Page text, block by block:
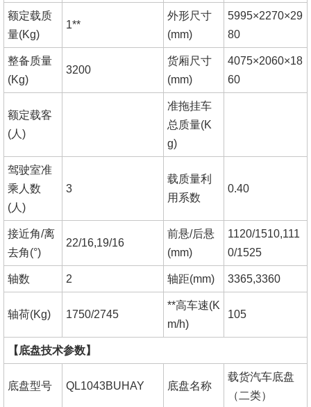
额定载质
量(Kg)
1**
外形尺寸
(mm)
5995×2270×29
80
整备质量
(Kg)
3200
货厢尺寸
(mm)
4075×2060×18
60
额定载客
(人)
准拖挂车
总质量(K
g)
驾驶室准
乘人数
(人)
3
载质量利
用系数
0.40
接近角/离
去角(°)
22/16,19/16
前悬/后悬
(mm)
1120/1510,111
0/1525
轴数 2 轴距(mm) 3365,3360
轴荷(Kg) 1750/2745
**高车速(K
m/h)
105
【底盘技术参数】
底盘型号 QL1043BUHAY 底盘名称
载货汽车底盘
（二类）